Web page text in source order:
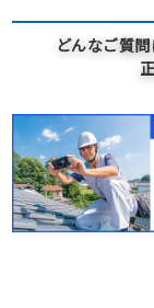
どんなご質